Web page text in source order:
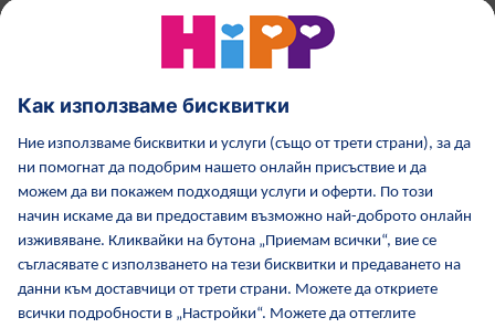
HiPP по време бременност
Политика за поверителност
Общи условия
Отпечатване
Повече за HiPP Контакти